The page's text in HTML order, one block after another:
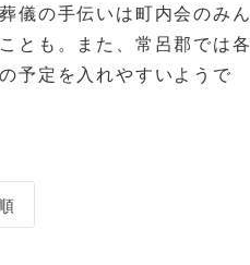
儀の手伝いは町内会のみん
とも。また、常呂郡では各
予定を入れやすいようで